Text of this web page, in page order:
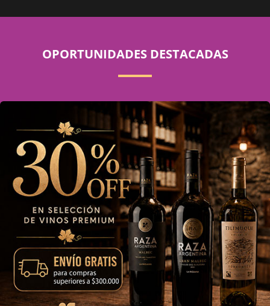
OPORTUNIDADES DESTACADAS